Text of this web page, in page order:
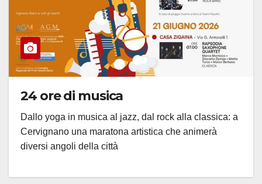
24 ore di musica
Dallo yoga in musica al jazz, dal rock alla classica: a
Cervignano una maratona artistica che animerà
diversi angoli della città